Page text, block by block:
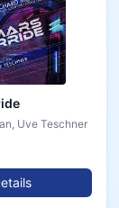
Uve Teschner